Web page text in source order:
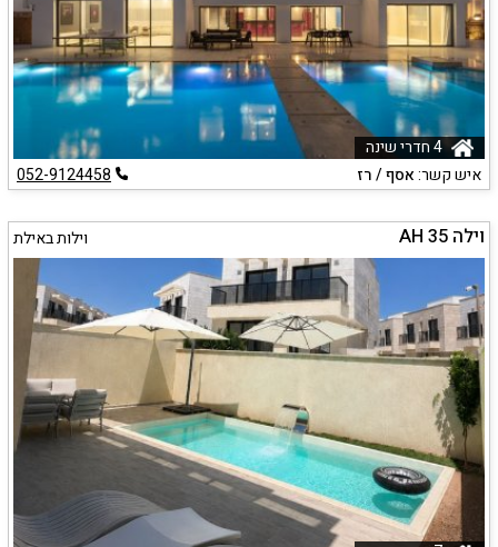
4 חדרי שינה
איש קשר:אסף / רז 052-9124458
וילה AH 35 וילות באילת